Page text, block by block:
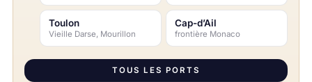
Toulon
Vieille Darse, Mourillon
Cap-d’Ail
frontière Monaco
TOUS LES PORTS